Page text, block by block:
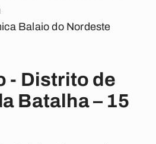
Balaio do Nordeste
- Distrito de
Batalha – 15